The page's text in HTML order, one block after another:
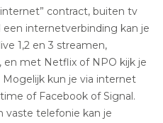
contract, buiten tv
internetverbinding kan je
1,2 en 3 streamen,
met Netflix of NPO kijk je
kun je via internet
of Facebook of Signal.
vaste telefonie kan je